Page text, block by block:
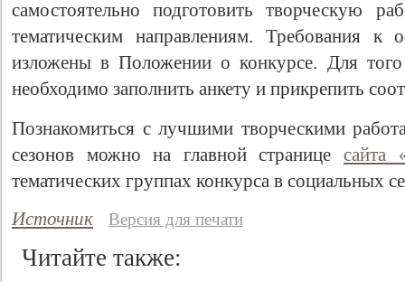
самостоятельно подготовить творческую
тематическим направлениям. Требования
изложены в Положении о конкурсе. Для того
необходимо заполнить анкету и прикрепить
Познакомиться с лучшими творческими
сезонов можно на главной странице сайта
тематических группах конкурса в социальных
Источник
Версия для печати
Читайте также: